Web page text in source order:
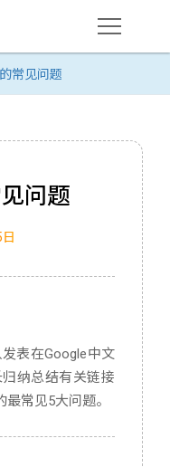
常见问题
问题
表在Google中文
纳总结有关链接
常见5大问题。